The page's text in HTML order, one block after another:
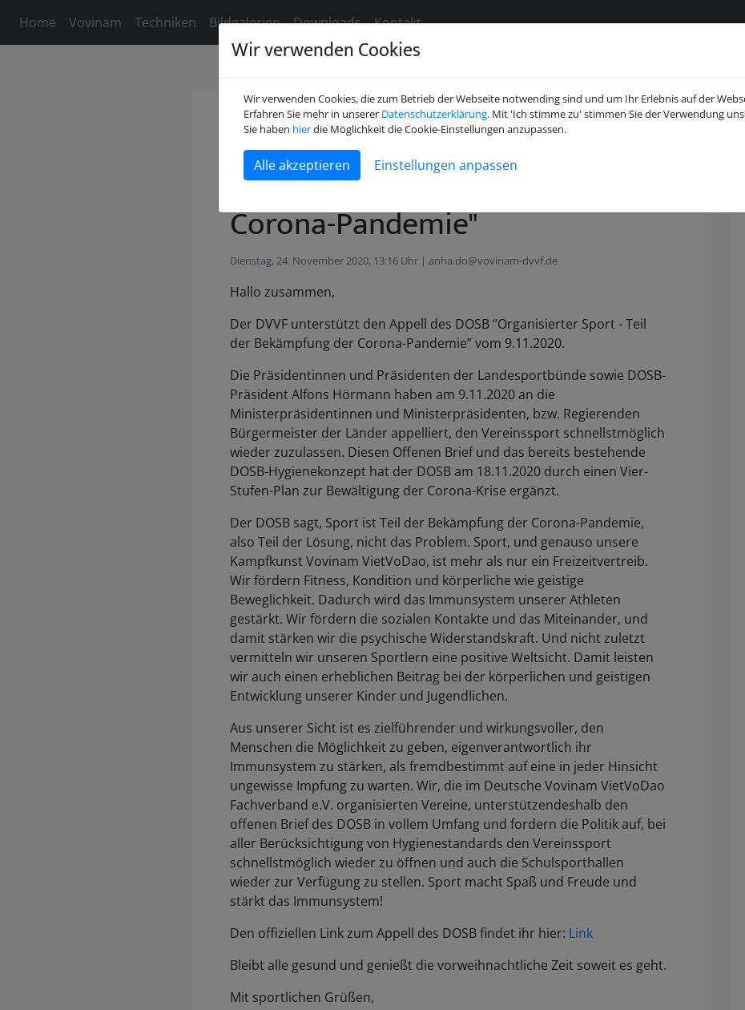
Home Vovinam Techniken Bildgalerien Downloads Kontakt
DOSB Appell "Organisierter
Sport - Teil der Bekämpfung der
Corona-Pandemie"
Dienstag, 24. November 2020, 13:16 Uhr | anha.do@vovinam-dvvf.de
Hallo zusammen,
Der DVVF unterstützt den Appell des DOSB “Organisierter Sport - Teil
der Bekämpfung der Corona-Pandemie” vom 9.11.2020.
Die Präsidentinnen und Präsidenten der Landesportbünde sowie DOSB-
Präsident Alfons Hörmann haben am 9.11.2020 an die
Ministerpräsidentinnen und Ministerpräsidenten, bzw. Regierenden
Bürgermeister der Länder appelliert, den Vereinssport schnellstmöglich
wieder zuzulassen. Diesen Offenen Brief und das bereits bestehende
DOSB-Hygienekonzept hat der DOSB am 18.11.2020 durch einen Vier-
Stufen-Plan zur Bewältigung der Corona-Krise ergänzt.
Der DOSB sagt, Sport ist Teil der Bekämpfung der Corona-Pandemie,
also Teil der Lösung, nicht das Problem. Sport, und genauso unsere
Kampfkunst Vovinam VietVoDao, ist mehr als nur ein Freizeitvertreib.
Wir fördern Fitness, Kondition und körperliche wie geistige
Beweglichkeit. Dadurch wird das Immunsystem unserer Athleten
gestärkt. Wir fördern die sozialen Kontakte und das Miteinander, und
damit stärken wir die psychische Widerstandskraft. Und nicht zuletzt
vermitteln wir unseren Sportlern eine positive Weltsicht. Damit leisten
wir auch einen erheblichen Beitrag bei der körperlichen und geistigen
Entwicklung unserer Kinder und Jugendlichen.
Aus unserer Sicht ist es zielführender und wirkungsvoller, den
Menschen die Möglichkeit zu geben, eigenverantwortlich ihr
Immunsystem zu stärken, als fremdbestimmt auf eine in jeder Hinsicht
ungewisse Impfung zu warten. Wir, die im Deutsche Vovinam VietVoDao
Fachverband e.V. organisierten Vereine, unterstützendeshalb den
offenen Brief des DOSB in vollem Umfang und fordern die Politik auf, bei
aller Berücksichtigung von Hygienestandards den Vereinssport
schnellstmöglich wieder zu öffnen und auch die Schulsporthallen
wieder zur Verfügung zu stellen. Sport macht Spaß und Freude und
stärkt das Immunsystem!
Den offiziellen Link zum Appell des DOSB findet ihr hier: Link
Bleibt alle gesund und genießt die vorweihnachtliche Zeit soweit es geht.
Mit sportlichen Grüßen,
Wir verwenden Cookies
Wir verwenden Cookies, die zum Betrieb der Webseite notwending sind und um Ihr Erlebnis auf der
Erfahren Sie mehr in unserer Datenschutzerklärung. Mit 'Ich stimme zu' stimmen Sie der Verwendung
Sie haben hierdie Möglichkeit die Cookie-Einstellungen anzupassen.
Einstellungen anpassen